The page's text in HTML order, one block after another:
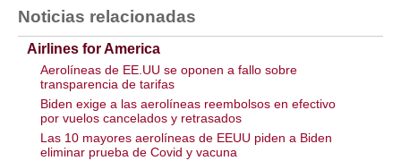
Noticias relacionadas
Airlines for America
Aerolíneas de EE.UU se oponen a fallo sobre
transparencia de tarifas
Biden exige a las aerolíneas reembolsos en efectivo
por vuelos cancelados y retrasados
Las 10 mayores aerolíneas de EEUU piden a Biden
eliminar prueba de Covid y vacuna